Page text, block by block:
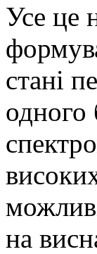
Усе це
стані
одного
на